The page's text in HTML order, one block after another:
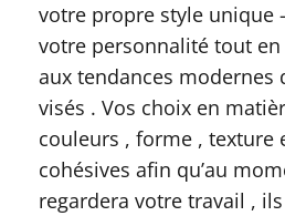
votre propre style unique
votre personnalité tout
aux tendances modernes
visés . Vos choix en
couleurs , forme , texture
cohésives afin qu’au
regardera votre travail ,